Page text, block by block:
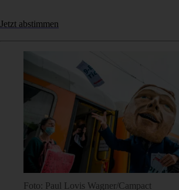
Jetzt abstimmen
Foto: Paul Lovis Wagner/Campact